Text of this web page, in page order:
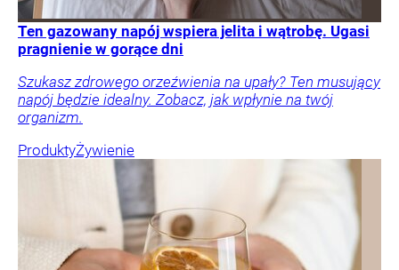
Ten gazowany napój wspiera jelita i wątrobę. Ugasi
pragnienie w gorące dni
Szukasz zdrowego orzeźwienia na upały? Ten musujący
napój będzie idealny. Zobacz, jak wpłynie na twój
organizm.
ProduktyŻywienie